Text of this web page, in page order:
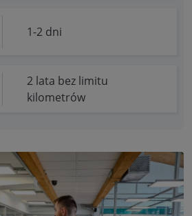
1-2 dni
2 lata bez limitu
kilometrów